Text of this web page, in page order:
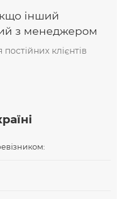
інший
з менеджером
клієнтів